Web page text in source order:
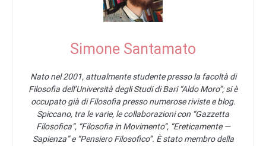
Simone Santamato
Nato nel 2001, attualmente studente presso la facoltà di
Filosofia dell’Università degli Studi di Bari “Aldo Moro”; si è
occupato già di Filosofia presso numerose riviste e blog.
Spiccano, tra le varie, le collaborazioni con “Gazzetta
Filosofica”, “Filosofia in Movimento”, “Ereticamente —
Sapienza” e “Pensiero Filosofico”. È stato membro della